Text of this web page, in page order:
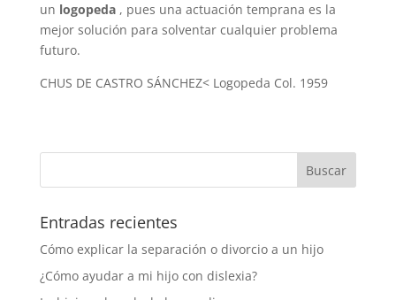
un logopeda , pues una actuación temprana es la
mejor solución para solventar cualquier problema
futuro.
CHUS DE CASTRO SÁNCHEZ< Logopeda Col. 1959
Entradas recientes
Cómo explicar la separación o divorcio a un hijo
¿Cómo ayudar a mi hijo con dislexia?